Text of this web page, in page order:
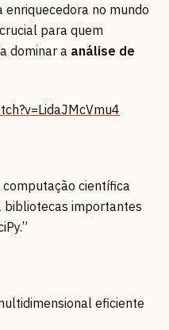
no mundo
para quem
dominar a análise de
computação científica
bibliotecas importantes
eficiente